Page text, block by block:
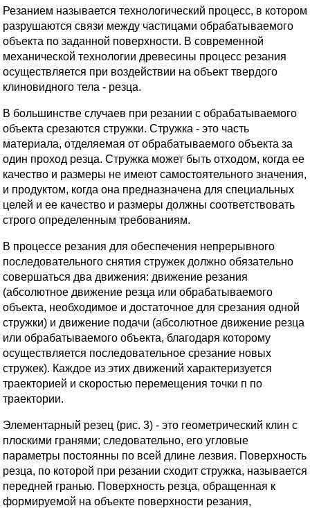
Резанием называется технологический процесс, в котором
разрушаются связи между частицами обрабатываемого
объекта по заданной поверхности. В современной
механической технологии древесины процесс резания
осуществляется при воздействии на объект твердого
клиновидного тела - резца.
В большинстве случаев при резании с обрабатываемого
объекта срезаются стружки. Стружка - это часть
материала, отделяемая от обрабатываемого объекта за
один проход резца. Стружка может быть отходом, когда ее
качество и размеры не имеют самостоятельного значения,
и продуктом, когда она предназначена для специальных
целей и ее качество и размеры должны соответствовать
строго определенным требованиям.
В процессе резания для обеспечения непрерывного
последовательного снятия стружек должно обязательно
совершаться два движения: движение резания
(абсолютное движение резца или обрабатываемого
объекта, необходимое и достаточное для срезания одной
стружки) и движение подачи (абсолютное движение резца
или обрабатываемого объекта, благодаря которому
осуществляется последовательное срезание новых
стружек). Каждое из этих движений характеризуется
траекторией и скоростью перемещения точки п по
траектории.
Элементарный резец (рис. 3) - это геометрический клин с
плоскими гранями; следовательно, его угловые
параметры постоянны по всей длине лезвия. Поверхность
резца, по которой при резании сходит стружка, называется
передней гранью. Поверхность резца, обращенная к
формируемой на объекте поверхности резания,